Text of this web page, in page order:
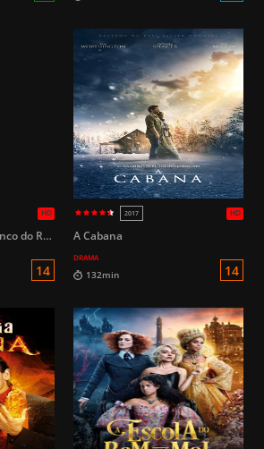
HD 2023
L 129min
A Bruxa do Cabelo Branco do Reino Lunar A Cabana
DRAMA